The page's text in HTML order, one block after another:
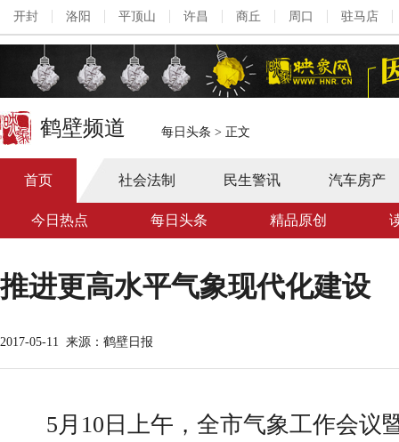
开封 洛阳 平顶山 许昌 商丘 周口 驻马店
鹤壁频道 每日头条 > 正文
首页 社会法制 民生警讯 汽车房产
今日热点 每日头条 精品原创
推进更高水平气象现代化建设
2017-05-11 来源：鹤壁日报
5月10日上午，全市气象工作会议